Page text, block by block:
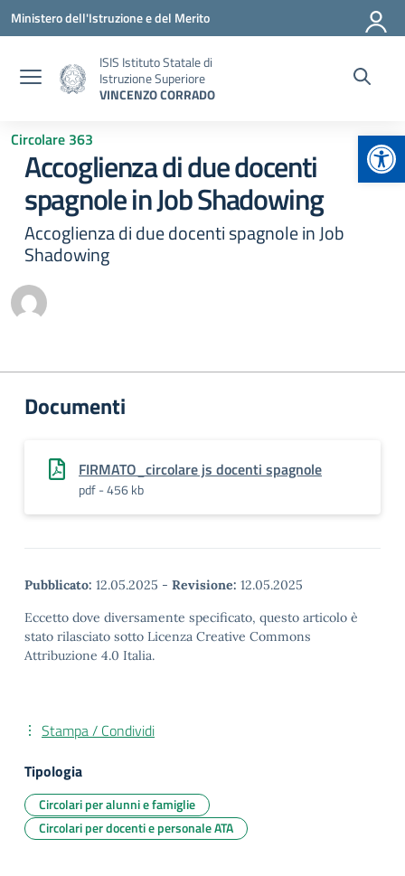
Vai ai contenuti
Vai al menu di navigazione
Vai al footer
Ministero dell'Istruzione e del Merito
ISIS Istituto Statale di
Istruzione Superiore
VINCENZO CORRADO
Circolare 363
Accoglienza di due docenti
spagnole in Job Shadowing
Accoglienza di due docenti spagnole in Job
Shadowing
Documenti
FIRMATO_circolare js docenti spagnole
pdf - 456 kb
Pubblicato: 12.05.2025 - Revisione: 12.05.2025
Eccetto dove diversamente specificato, questo articolo è
stato rilasciato sotto Licenza Creative Commons
Attribuzione 4.0 Italia.
Stampa / Condividi
Tipologia
Circolari per alunni e famiglie
Circolari per docenti e personale ATA